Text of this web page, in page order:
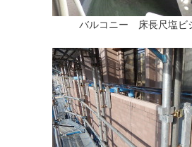
バルコニー 床長尺塩ビ